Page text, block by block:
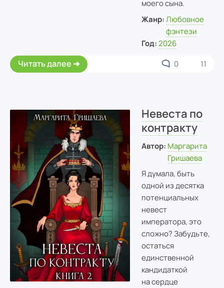
моего сына.
Жанр: Любовное
фэнтези
Год: 2026
Читать далее 0 11
Невеста по
контракту
Автор: Маргарита
Гришаева
Я думала, быть
одной из десятка
потенциальных
невест
императора, это
сложно? Забудьте,
остаться
единственной
кандидаткой
на сердце